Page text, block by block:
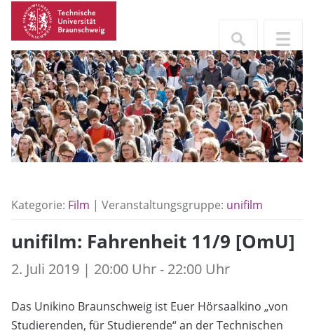
Kategorie: Film | Veranstaltungsgruppe: unifilm
unifilm: Fahrenheit 11/9 [OmU]
2. Juli 2019 | 20:00 Uhr - 22:00 Uhr
Das Unikino Braunschweig ist Euer Hörsaalkino „von
Studierenden, für Studierende“ an der Technischen